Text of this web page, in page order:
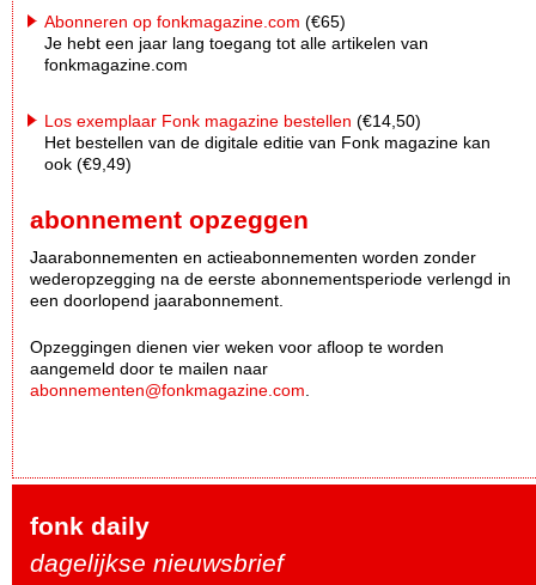
Abonneren op fonkmagazine.com (€65)
Je hebt een jaar lang toegang tot alle artikelen van
fonkmagazine.com
Los exemplaar Fonk magazine bestellen (€14,50)
Het bestellen van de digitale editie van Fonk magazine kan
ook (€9,49)
abonnement opzeggen
Jaarabonnementen en actieabonnementen worden zonder
wederopzegging na de eerste abonnementsperiode verlengd in
een doorlopend jaarabonnement.
Opzeggingen dienen vier weken voor afloop te worden
aangemeld door te mailen naar
abonnementen@fonkmagazine.com
fonk daily
dagelijkse nieuwsbrief